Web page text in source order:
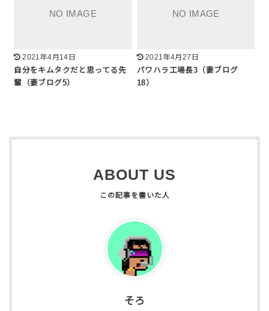
2021年4月14日
自分をキムタクだと思ってる先
輩（妻ブログ5）
2021年4月27日
パワハラ工場長3（妻ブログ
18）
ABOUT US
そろ